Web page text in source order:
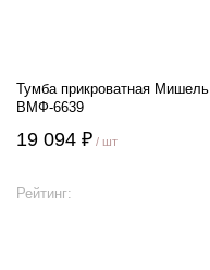
Тумба прикроватная Мишель
ВМФ-6639
19 094 ₽ / шт
Рейтинг: